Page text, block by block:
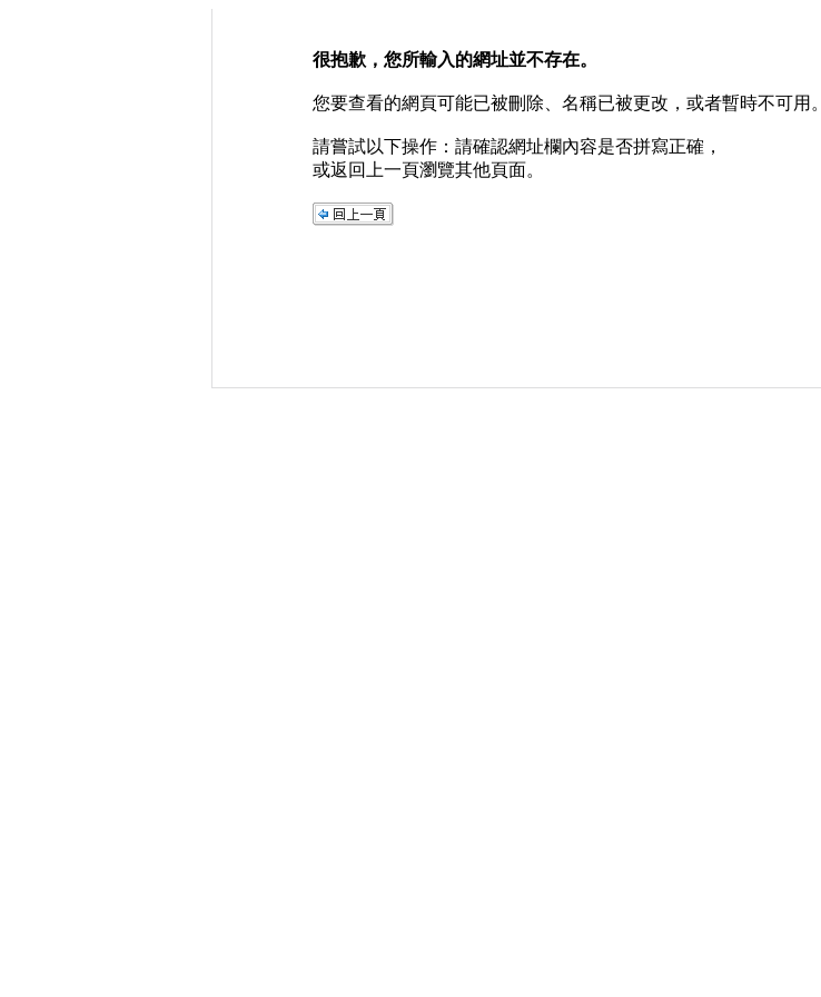
很抱歉，您所輸入的網址並不存在。
您要查看的網頁可能已被刪除、名稱已被更改，或者暫時不可用。
請嘗試以下操作：請確認網址欄內容是否拼寫正確，
或返回上一頁瀏覽其他頁面。